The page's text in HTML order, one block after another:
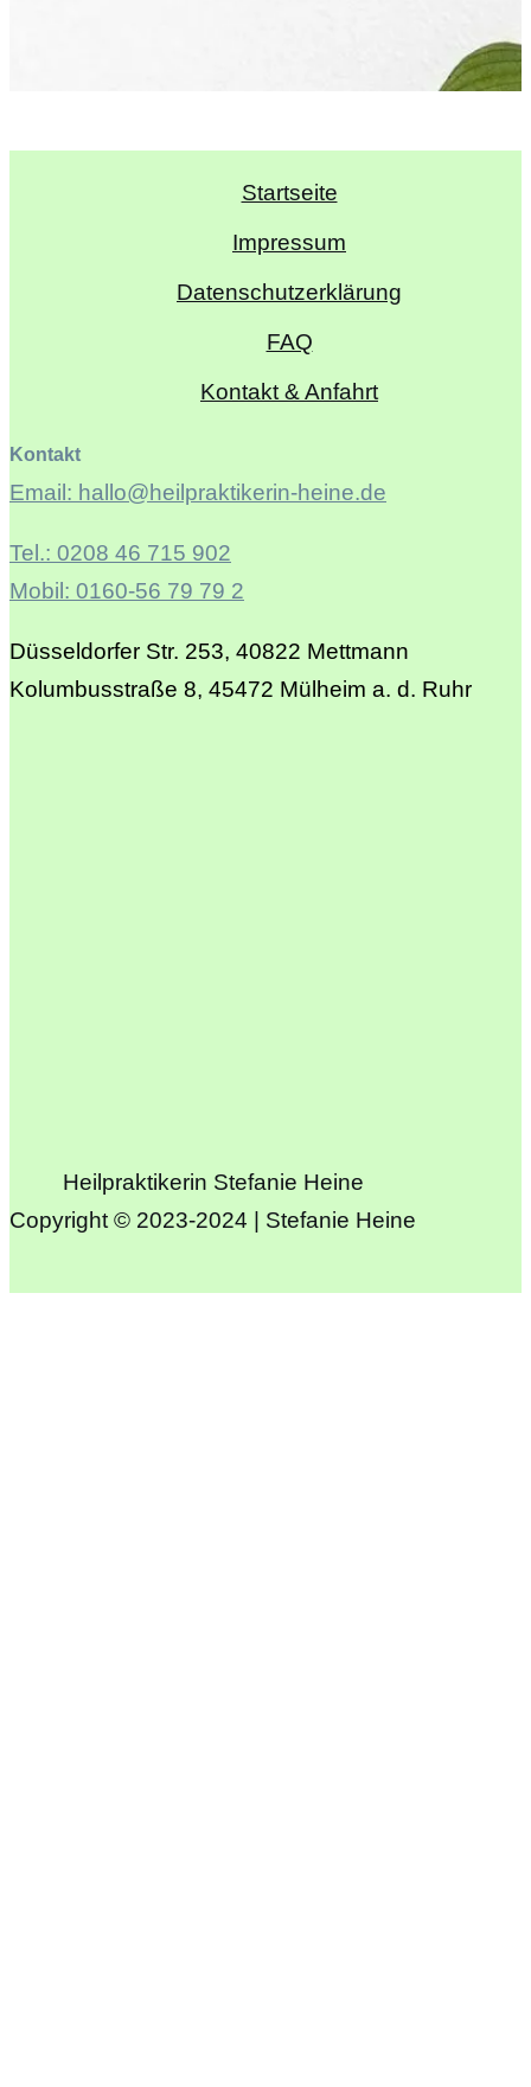
Startseite
Impressum
Datenschutzerklärung
FAQ
Kontakt & Anfahrt
Kontakt
Email: hallo@heilpraktikerin-heine.de
Tel.: 0208 46 715 902
Mobil: 0160-56 79 79 2
Düsseldorfer Str. 253, 40822 Mettmann
Kolumbusstraße 8, 45472 Mülheim a. d. Ruhr
Heilpraktikerin Stefanie Heine
Copyright © 2023-2024 | Stefanie Heine